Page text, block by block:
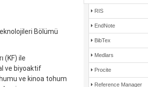
Bölümü
(KF) ile
ve biyoaktif
ve kinoa tohum
RIS
EndNote
BibTex
Medlars
Procite
Reference Manager